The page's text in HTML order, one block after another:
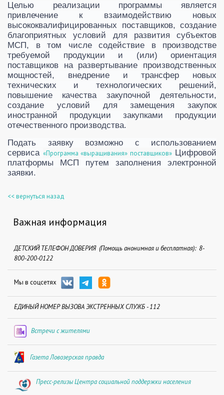
Целью реализации программы является
привлечение к взаимодействию новых
высококвалифицированных поставщиков, создание
благоприятных условий для развития субъектов
МСП, в том числе содействие в производстве
требуемой продукции и (или) ориентация
поставщиков на развертывание производственных
мощностей, внедрение и трансфер новых
технических и технологических решений,
повышение качества закупочной деятельности,
создание условий для замещения закупок
иностранной продукции закупками продукции
отечественного производства.
Подать заявку возможно с использованием
сервиса «Программа «выращивания» поставщиков»Цифровой
платформы МСП путем заполнения электронной
заявки.
<< вернуться назад
Важная информация
ДЕТСКИЙ ТЕЛЕФОН ДОВЕРИЯ (Помощь анонимная и бесплатная): 8-
800-200-0122
Мы в соцсетях
ЕДИНЫЙ НОМЕР ВЫЗОВА ЭКСТРЕННЫХ СЛУЖБ - 112
Встречи с жителями
Газета Ловозерская правда
Пресс-релизы Центра социальной поддержки населения